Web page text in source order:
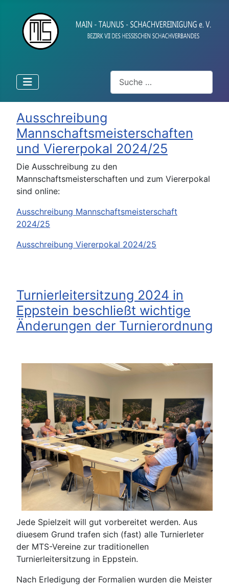
Suchen
Ausschreibung
Mannschaftsmeisterschaften
und Viererpokal 2024/25
Die Ausschreibung zu den
Mannschaftsmeisterschaften und zum Viererpokal
sind online:
Ausschreibung Mannschaftsmeisterschaft
2024/25
Ausschreibung Viererpokal 2024/25
Turnierleitersitzung 2024 in
Eppstein beschließt wichtige
Änderungen der Turnierordnung
Jede Spielzeit will gut vorbereitet werden. Aus
diuesem Grund trafen sich (fast) alle Turnierleter
der MTS-Vereine zur traditionellen
Turnierleitersitzung in Eppstein.
Nach Erledigung der Formalien wurden die Meister